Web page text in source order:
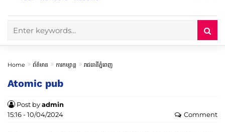
Home ព័ត៌មាន ការកម្សាន្ត រាជធានីភ្នំពេញ
Atomic pub
Post byadmin
15:16 - 10/04/2024
Comment